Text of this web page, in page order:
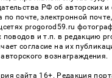
РФ об авторских
по почте, электронной
progorod59.ru
и т.п. в редакцию
согласие на их
вознаграждения.
сайта 16+. Редакция